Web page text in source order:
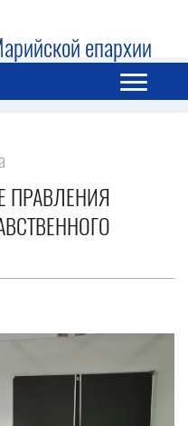
епархии
ПРАВЛЕНИЯ